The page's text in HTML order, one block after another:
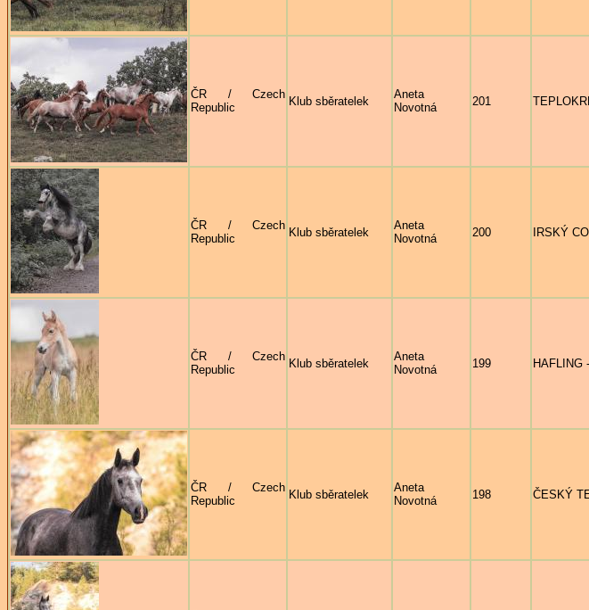
ČR / Czech
Republic
Klub sběratelek
Aneta
Novotná
201
ČR / Czech
Republic
Klub sběratelek
Aneta
Novotná
200 IRSKÝ
ČR / Czech
Republic
Klub sběratelek
Aneta
Novotná
199 HAFLING
ČR / Czech
Republic
Klub sběratelek
Aneta
Novotná
198 ČESKÝ